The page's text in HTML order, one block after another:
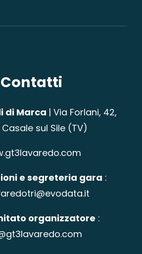
Contatti
di Marca | Via Forlani, 42,
Casale sul Sile (TV)
e segreteria gara :
organizzatore :